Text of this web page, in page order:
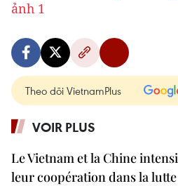
Theo dõi VietnamPlus
VOIR PLUS
Le Vietnam et la Chine
leur coopération dans la